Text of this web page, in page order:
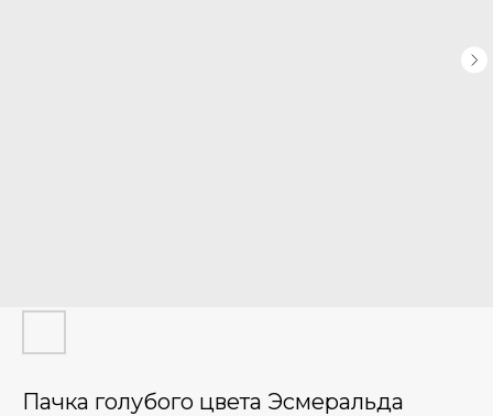
Пачка голубого цвета Эсмеральда